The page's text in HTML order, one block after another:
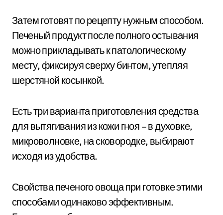
Затем готовят по рецепту нужным способом.
Печеный продукт после полного остывания
можно прикладывать к патологическому
месту, фиксируя сверху бинтом, утепляя
шерстяной косынкой.
Есть три варианта приготовления средства
для вытягивания из кожи гноя – в духовке,
микроволновке, на сковородке, выбирают
исходя из удобства.
Свойства печеного овоща при готовке этими
способами одинаково эффективным.